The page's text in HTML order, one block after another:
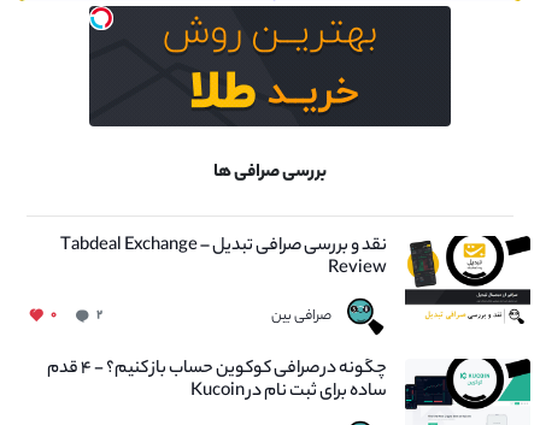
بررسی صرافی ها
نقد و بررسی صرافی تبدیل – Tabdeal Exchange
Review
صرافی بین ۲ ۰
چگونه در صرافی کوکوین حساب باز کنیم؟ - ۴ قدم
ساده برای ثبت نام در Kucoin